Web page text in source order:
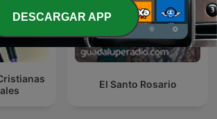
El Santo Rosario
DESCARGAR APP